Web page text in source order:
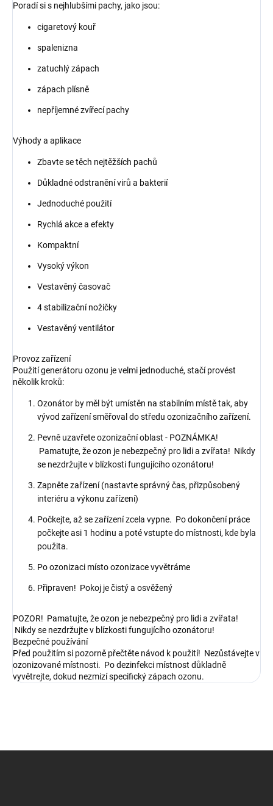
Poradí si s nejhlubšími pachy, jako jsou:
cigaretový kouř
spalenizna
zatuchlý zápach
zápach plísně
nepříjemné zvířecí pachy
Výhody a aplikace
Zbavte se těch nejtěžších pachů
Důkladné odstranění virů a bakterií
Jednoduché použití
Rychlá akce a efekty
Kompaktní
Vysoký výkon
Vestavěný časovač
4 stabilizační nožičky
Vestavěný ventilátor
Provoz zařízení
Použití generátoru ozonu je velmi jednoduché, stačí provést
několik kroků:
Ozonátor by měl být umístěn na stabilním místě tak, aby
vývod zařízení směřoval do středu ozonizačního zařízení.
Pevně uzavřete ozonizační oblast - POZNÁMKA!
Pamatujte, že ozon je nebezpečný pro lidi a zvířata! Nikdy
se nezdržujte v blízkosti fungujícího ozonátoru!
Zapněte zařízení (nastavte správný čas, přizpůsobený
interiéru a výkonu zařízení)
Počkejte, až se zařízení zcela vypne. Po dokončení práce
počkejte asi 1 hodinu a poté vstupte do místnosti, kde byla
použita.
Po ozonizaci místo ozonizace vyvětráme
Připraven! Pokoj je čistý a osvěžený
POZOR! Pamatujte, že ozon je nebezpečný pro lidi a zvířata!
Nikdy se nezdržujte v blízkosti fungujícího ozonátoru!
Bezpečné používání
Před použitím si pozorně přečtěte návod k použití! Nezůstávejte v
ozonizované místnosti. Po dezinfekci místnost důkladně
vyvětrejte, dokud nezmizí specifický zápach ozonu.